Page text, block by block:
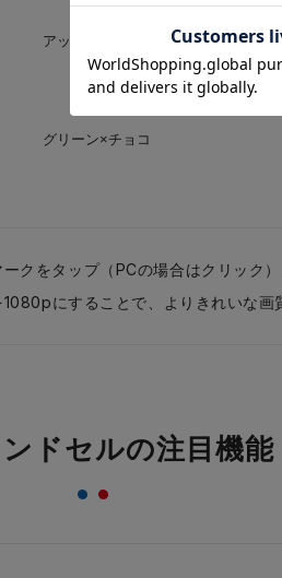
アッシュグレー×チョコ
グリーン×チョコ
ークをタップ（PCの場合はクリック）
1080pにすることで、よりきれいな画
ドセルの注目機能